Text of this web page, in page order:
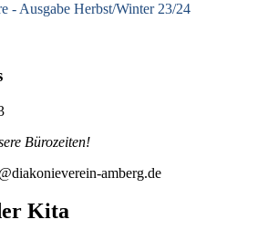
- Ausgabe Herbst/Winter 23/24
Bürozeiten!
amberg.de
Kita